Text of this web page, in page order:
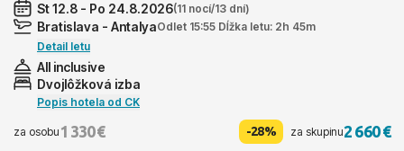
St 12.8 - Po 24.8.2026(11 nocí/13 dní)
Bratislava - AntalyaOdlet 15:55 Dĺžka letu: 2h 45m
Detail letu
All inclusive
Dvojlôžková izba
Popis hotela od CK
za osobu 1 330 € -28% za skupinu2 660 €